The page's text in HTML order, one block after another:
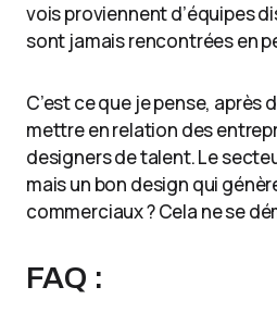
vois proviennent d’équipes
sont jamais rencontrées en
C’est ce que je pense, après
mettre en relation des
designers de talent. Le
mais un bon design qui
commerciaux ? Cela ne se
FAQ :